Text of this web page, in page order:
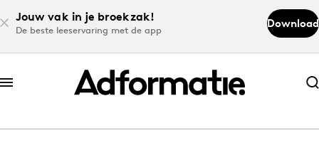
Jouw vak in je broekzak!
De beste leeservaring met de app
Download
Abonneer nu
Abonneer nu